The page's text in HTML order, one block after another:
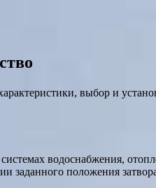
выбор и
водоснабжения,
заданного положения